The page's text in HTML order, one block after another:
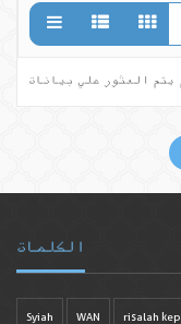
يتم العثور علي بيانات
الكلمات
Syiah WAN risalah